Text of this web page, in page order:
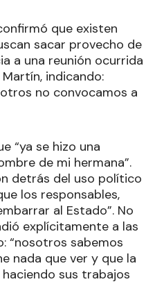
que existen
sacar provecho de
a una reunión ocurrida
indicando:
no convocamos a
“ya se hizo una
de mi hermana”.
detrás del uso político
los responsables,
al Estado”. No
explícitamente a las
“nosotros sabemos
nada que ver y que la
sus trabajos